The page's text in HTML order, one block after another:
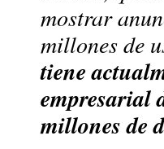
mostrar
millones de
tiene
empresarial
millones de